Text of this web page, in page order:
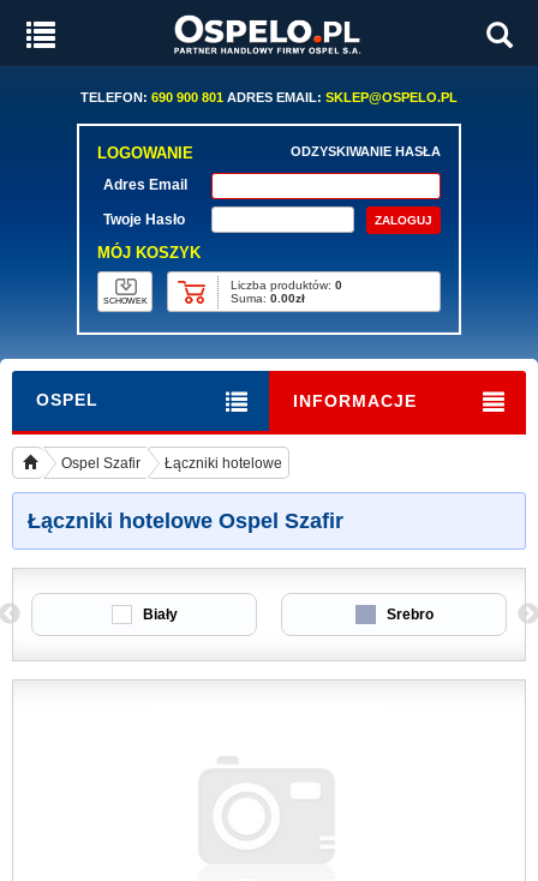
TELEFON: 690 900 801 ADRES EMAIL: SKLEP@OSPELO.PL
LOGOWANIE ODZYSKIWANIE HASŁA
Adres Email
Twoje Hasło
MÓJ KOSZYK
SCHOWEK
Liczba produktów: 0
Suma: 0.00zł
OSPEL INFORMACJE
Ospel Szafir Łączniki hotelowe
Łączniki hotelowe Ospel Szafir
Biały Srebro